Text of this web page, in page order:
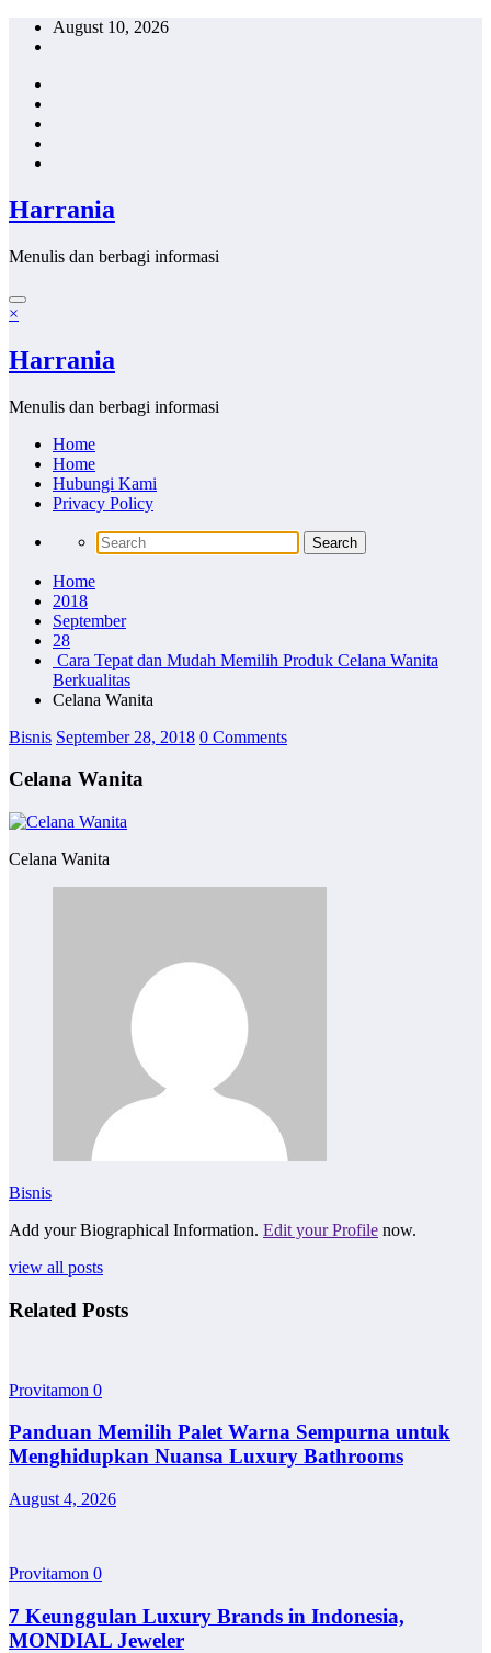
Skip
August 10, 2026
Harrania
Menulis dan berbagi informasi
×
Harrania
Menulis dan berbagi informasi
Home
Home
Hubungi Kami
Privacy Policy
Home
2018
September
28
Cara Tepat dan Mudah Memilih Produk Celana Wanita
Berkualitas
Celana Wanita
Bisnis September 28, 2018 0 Comments
Celana Wanita
Celana Wanita
Bisnis
Add your Biographical Information. Edit your Profile now.
view all posts
Related Posts
Provitamon 0
Panduan Memilih Palet Warna Sempurna untuk
Menghidupkan Nuansa Luxury Bathrooms
August 4, 2026
Provitamon 0
7 Keunggulan Luxury Brands in Indonesia,
MONDIAL Jeweler